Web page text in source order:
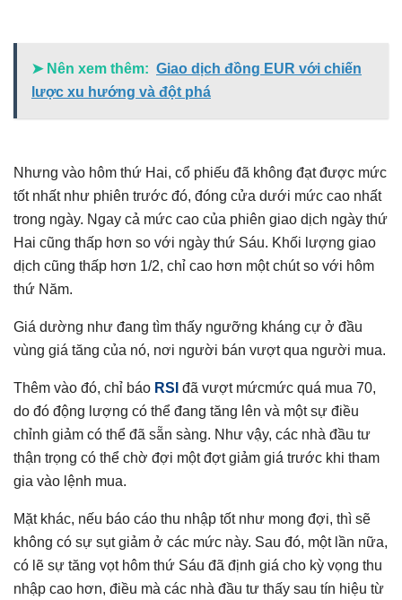
➤ Nên xem thêm: Giao dịch đồng EUR với chiến
lược xu hướng và đột phá
Nhưng vào hôm thứ Hai, cổ phiếu đã không đạt được mức
tốt nhất như phiên trước đó, đóng cửa dưới mức cao nhất
trong ngày. Ngay cả mức cao của phiên giao dịch ngày thứ
Hai cũng thấp hơn so với ngày thứ Sáu. Khối lượng giao
dịch cũng thấp hơn 1/2, chỉ cao hơn một chút so với hôm
thứ Năm.
Giá dường như đang tìm thấy ngưỡng kháng cự ở đầu
vùng giá tăng của nó, nơi người bán vượt qua người mua.
Thêm vào đó, chỉ báo RSI đã vượt mứcmức quá mua 70,
do đó động lượng có thể đang tăng lên và một sự điều
chỉnh giảm có thể đã sẵn sàng. Như vậy, các nhà đầu tư
thận trọng có thể chờ đợi một đợt giảm giá trước khi tham
gia vào lệnh mua.
Mặt khác, nếu báo cáo thu nhập tốt như mong đợi, thì sẽ
không có sự sụt giảm ở các mức này. Sau đó, một lần nữa,
có lẽ sự tăng vọt hôm thứ Sáu đã định giá cho kỳ vọng thu
nhập cao hơn, điều mà các nhà đầu tư thấy sau tín hiệu từ